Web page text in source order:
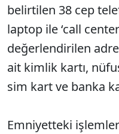
belirtilen 38 cep
laptop ile ‘call
değerlendirilen
ait kimlik kartı,
sim kart ve banka
Emniyetteki